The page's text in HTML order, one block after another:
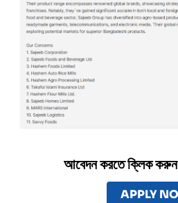
আবেদন করতে ক্লিক করুন
APPLY